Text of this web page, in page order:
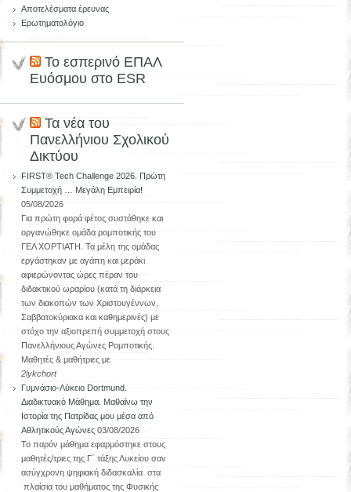
Αποτελέσματα έρευνας
Ερωτηματολόγιο
Το εσπερινό ΕΠΑΛ
Ευόσμου στο ESR
Τα νέα του
Πανελλήνιου Σχολικού
Δικτύου
FIRST® Tech Challenge 2026. Πρώτη
Συμμετοχή … Μεγάλη Εμπειρία!
05/08/2026
Για πρώτη φορά φέτος συστάθηκε και
οργανώθηκε ομάδα ρομποτικής του
ΓΕΛ ΧΟΡΤΙΑΤΗ. Τα μέλη της ομάδας
εργάστηκαν με αγάπη και μεράκι
αφιερώνοντας ώρες πέραν του
διδακτικού ωραρίου (κατά τη διάρκεια
των διακοπών των Χριστουγέννων,
Σαββατοκύριακα και καθημερινές) με
στόχο την αξιοπρεπή συμμετοχή στους
Πανελλήνιους Αγώνες Ρομποτικής.
Μαθητές & μαθήτριες με
2lykchort
Γυμνάσιο-Λύκειο Dortmund.
Διαδικτυακό Μάθημα. Μαθαίνω την
Ιστορία της Πατρίδας μου μέσα από
Αθλητικούς Αγώνες 03/08/2026
Το παρόν μάθημα εφαρμόστηκε στους
μαθητές/τριες της Γ΄ τάξης Λυκείου σαν
ασύγχρονη ψηφιακή διδασκαλία στα
πλαίσια του μαθήματος της Φυσικής